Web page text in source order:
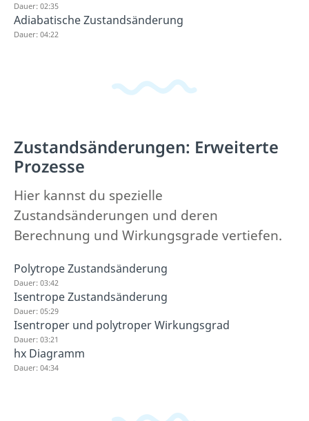
Dauer: 02:35
Adiabatische Zustandsänderung
Dauer: 04:22
Zustandsänderungen: Erweiterte
Prozesse
Hier kannst du spezielle
Zustandsänderungen und deren
Berechnung und Wirkungsgrade vertiefen.
Polytrope Zustandsänderung
Dauer: 03:42
Isentrope Zustandsänderung
Dauer: 05:29
Isentroper und polytroper Wirkungsgrad
Dauer: 03:21
hx Diagramm
Dauer: 04:34